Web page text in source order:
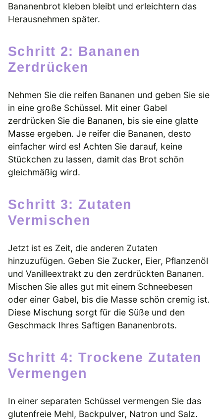
Bananenbrot kleben bleibt und erleichtern das
Herausnehmen später.
Schritt 2: Bananen
Zerdrücken
Nehmen Sie die reifen Bananen und geben Sie sie
in eine große Schüssel. Mit einer Gabel
zerdrücken Sie die Bananen, bis sie eine glatte
Masse ergeben. Je reifer die Bananen, desto
einfacher wird es! Achten Sie darauf, keine
Stückchen zu lassen, damit das Brot schön
gleichmäßig wird.
Schritt 3: Zutaten
Vermischen
Jetzt ist es Zeit, die anderen Zutaten
hinzuzufügen. Geben Sie Zucker, Eier, Pflanzenöl
und Vanilleextrakt zu den zerdrückten Bananen.
Mischen Sie alles gut mit einem Schneebesen
oder einer Gabel, bis die Masse schön cremig ist.
Diese Mischung sorgt für die Süße und den
Geschmack Ihres Saftigen Bananenbrots.
Schritt 4: Trockene Zutaten
Vermengen
In einer separaten Schüssel vermengen Sie das
glutenfreie Mehl, Backpulver, Natron und Salz.